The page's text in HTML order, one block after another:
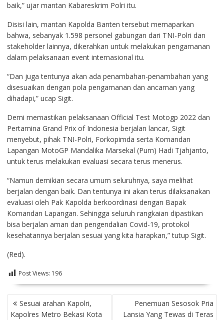
baik,” ujar mantan Kabareskrim Polri itu.
Disisi lain, mantan Kapolda Banten tersebut memaparkan
bahwa, sebanyak 1.598 personel gabungan dari TNI-Polri dan
stakeholder lainnya, dikerahkan untuk melakukan pengamanan
dalam pelaksanaan event internasional itu.
“Dan juga tentunya akan ada penambahan-penambahan yang
disesuaikan dengan pola pengamanan dan ancaman yang
dihadapi,” ucap Sigit.
Demi memastikan pelaksanaan Official Test Motogp 2022 dan
Pertamina Grand Prix of Indonesia berjalan lancar, Sigit
menyebut, pihak TNI-Polri, Forkopimda serta Komandan
Lapangan MotoGP Mandalika Marsekal (Purn) Hadi Tjahjanto,
untuk terus melakukan evaluasi secara terus menerus.
“Namun demikian secara umum seluruhnya, saya melihat
berjalan dengan baik. Dan tentunya ini akan terus dilaksanakan
evaluasi oleh Pak Kapolda berkoordinasi dengan Bapak
Komandan Lapangan. Sehingga seluruh rangkaian dipastikan
bisa berjalan aman dan pengendalian Covid-19, protokol
kesehatannya berjalan sesuai yang kita harapkan,” tutup Sigit.
(Red).
Post Views: 196
NAVIGASI
POSSesuai arahan Kapolri,
Kapolres Metro Bekasi Kota
Penemuan Sesosok Pria
Lansia Yang Tewas di Teras